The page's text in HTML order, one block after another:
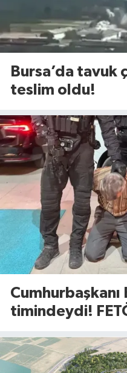
Bursa’da
teslim oldu!
Cumhurbaşkanı
timindeydi!